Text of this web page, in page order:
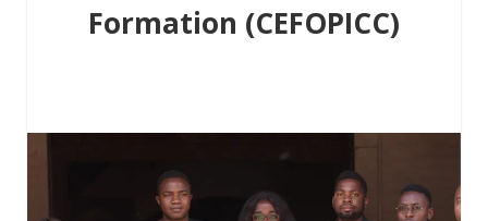
Formation (CEFOPICC)